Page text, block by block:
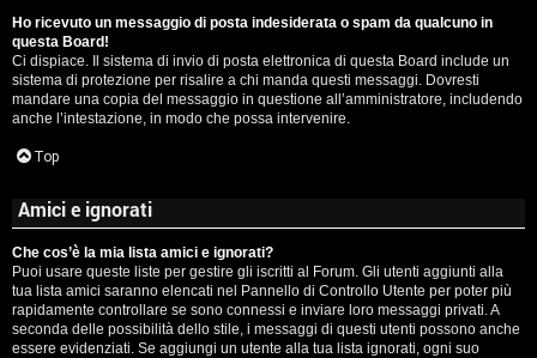
Ho ricevuto un messaggio di posta indesiderata o spam da qualcuno in
questa Board!
Ci dispiace. Il sistema di invio di posta elettronica di questa Board include un
sistema di protezione per risalire a chi manda questi messaggi. Dovresti
mandare una copia del messaggio in questione all’amministratore, includendo
anche l’intestazione, in modo che possa intervenire.
Top
Amici e ignorati
Che cos’è la mia lista amici e ignorati?
Puoi usare queste liste per gestire gli iscritti al Forum. Gli utenti aggiunti alla
tua lista amici saranno elencati nel Pannello di Controllo Utente per poter più
rapidamente controllare se sono connessi e inviare loro messaggi privati. A
seconda delle possibilità dello stile, i messaggi di questi utenti possono anche
essere evidenziati. Se aggiungi un utente alla tua lista ignorati, ogni suo